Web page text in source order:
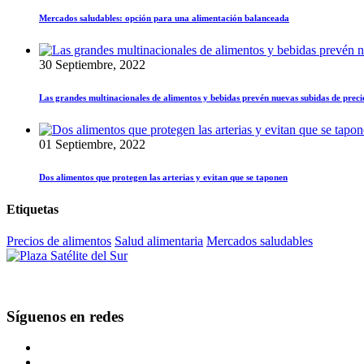
Mercados saludables: opción para una alimentación balanceada
30 Septiembre, 2022
Las grandes multinacionales de alimentos y bebidas prevén nuevas subidas de
01 Septiembre, 2022
Dos alimentos que protegen las arterias y evitan que se taponen
Etiquetas
Precios de alimentos Salud alimentaria Mercados saludables
Síguenos en redes